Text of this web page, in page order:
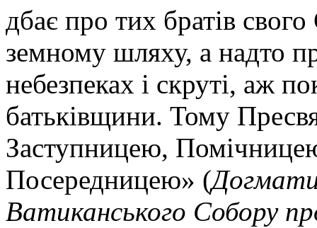
дбає про тих братів
земному шляху, а надто
небезпеках і скруті, аж
батьківщини. Тому
Заступницею,
Посередницею» (
Ватиканського Собору